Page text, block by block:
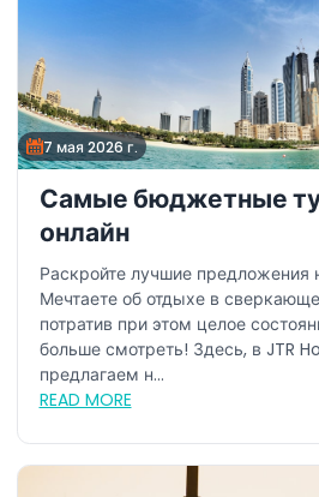
7 мая 2026 г.
Самые бюджетные
онлайн
Раскройте лучшие предложения
Мечтаете об отдыхе в
потратив при этом целое
больше смотреть! Здесь, в JTR
предлагаем н...
READ MORE